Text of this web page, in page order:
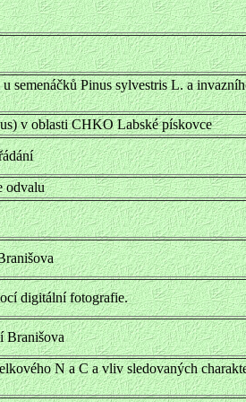
semenáčků Pinus sylvestris L. a
v oblasti CHKO Labské pískovce
odvalu
digitální fotografie.
Branišova
N a C a vliv sledovaných